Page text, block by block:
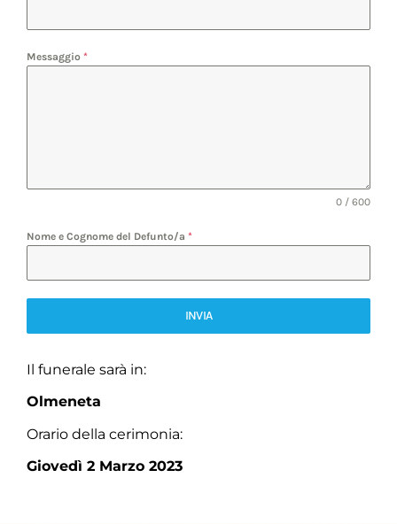
Messaggio *
0 / 600
Nome e Cognome del Defunto/a *
INVIA
Il funerale sarà in:
Olmeneta
Orario della cerimonia:
Giovedì 2 Marzo 2023